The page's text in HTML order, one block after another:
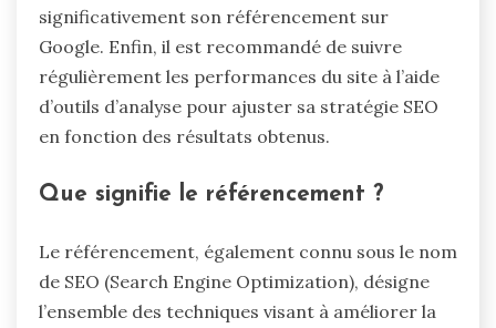
significativement son référencement sur
Google. Enfin, il est recommandé de suivre
régulièrement les performances du site à l’aide
d’outils d’analyse pour ajuster sa stratégie SEO
en fonction des résultats obtenus.
Que signifie le référencement ?
Le référencement, également connu sous le nom
de SEO (Search Engine Optimization), désigne
l’ensemble des techniques visant à améliorer la